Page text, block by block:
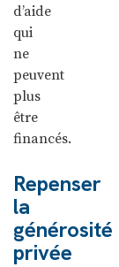
d’aide
qui
ne
peuvent
plus
être
financés.
Repenser
la
générosité
privée